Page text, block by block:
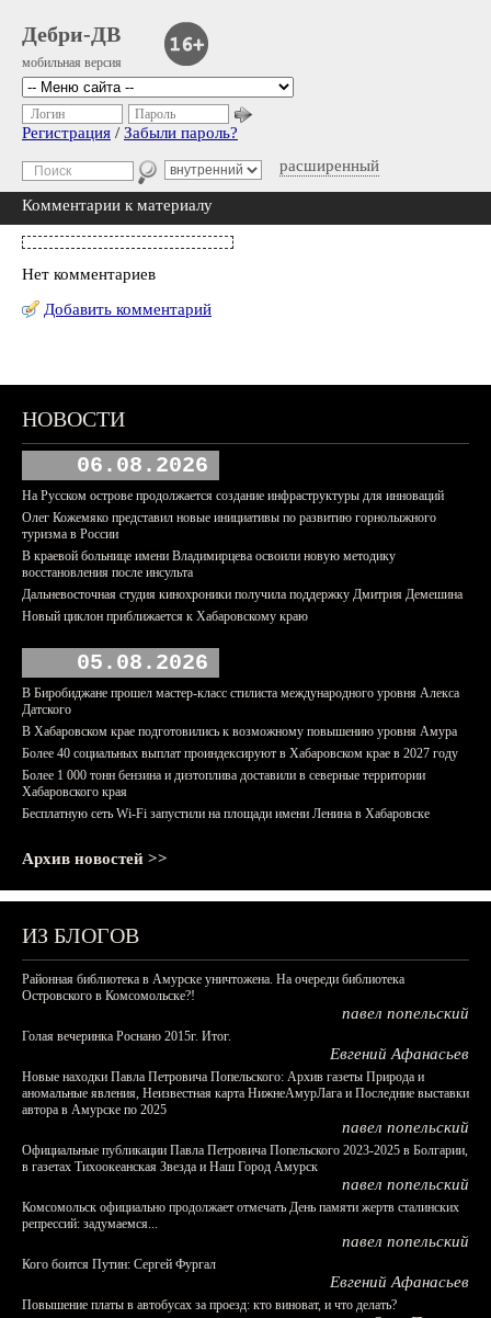
Дебри-ДВ
мобильная версия
расширенный
Логин Пароль
Регистрация / Забыли пароль?
Комментарии к материалу
Нет комментариев
Добавить комментарий
НОВОСТИ
06.08.2026
На Русском острове продолжается создание инфраструктуры для инноваций
Олег Кожемяко представил новые инициативы по развитию горнолыжного
туризма в России
В краевой больнице имени Владимирцева освоили новую методику
восстановления после инсульта
Дальневосточная студия кинохроники получила поддержку Дмитрия Демешина
Новый циклон приближается к Хабаровскому краю
05.08.2026
В Биробиджане прошел мастер-класс стилиста международного уровня Алекса
Датского
В Хабаровском крае подготовились к возможному повышению уровня Амура
Более 40 социальных выплат проиндексируют в Хабаровском крае в 2027 году
Более 1 000 тонн бензина и дизтоплива доставили в северные территории
Хабаровского края
Бесплатную сеть Wi-Fi запустили на площади имени Ленина в Хабаровске
Архив новостей >>
ИЗ БЛОГОВ
Районная библиотека в Амурске уничтожена. На очереди библиотека
Островского в Комсомольске?!
павел попельский
Голая вечеринка Роснано 2015г. Итог.
Евгений Афанасьев
Новые находки Павла Петровича Попельского: Архив газеты Природа и
аномальные явления, Неизвестная карта НижнеАмурЛага и Последние выставки
автора в Амурске по 2025
павел попельский
Официальные публикации Павла Петровича Попельского 2023-2025 в Болгарии,
в газетах Тихоокеанская Звезда и Наш Город Амурск
павел попельский
Комсомольск официально продолжает отмечать День памяти жертв сталинских
репрессий: задумаемся...
павел попельский
Кого боится Путин: Сергей Фургал
Евгений Афанасьев
Повышение платы в автобусах за проезд: кто виноват, и что делать?